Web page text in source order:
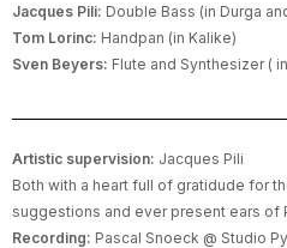
Jacques Pili: Double Bass (in Durga
Tom Lorinc: Handpan (in Kalike)
Sven Beyers: Flute and Synthesizer (
Artistic supervision: Jacques Pili
Both with a heart full of gratidude for
suggestions and ever present ears of
Recording: Pascal Snoeck @ Studio